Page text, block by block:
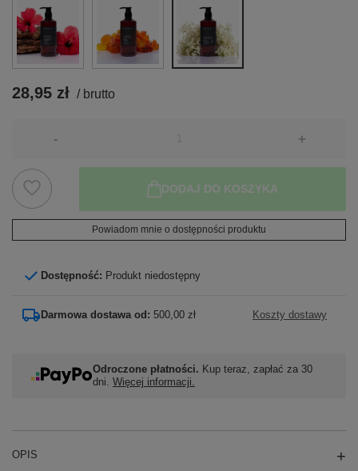
28,95 zł / brutto
- +
DODAJ DO KOSZYKA
Powiadom mnie o dostępności produktu
Dostępność: Produkt niedostępny
Darmowa dostawa od: 500,00 zł Koszty dostawy
Odroczone płatności. Kup teraz, zapłać za 30
dni. Więcej informacji.
OPIS